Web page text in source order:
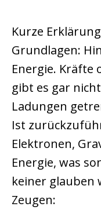
Kurze
Grundlagen:
Energie. Kräfte
gibt es gar
Ladungen
Ist
Elektronen,
Energie, was
keiner glauben
Zeugen: